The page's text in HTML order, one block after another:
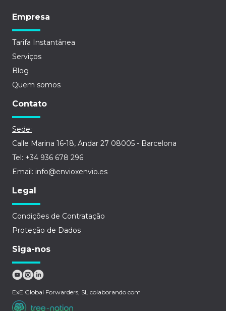
Empresa
Tarifa Instantânea
Serviços
Blog
Quem somos
Contato
Sede:
Calle Marina 16-18, Andar 27 08005 - Barcelona
Tel: +34 936 678 296
Email: info@envioxenvio.es
Legal
Condições de Contratação
Proteção de Dados
Siga-nos
ExE Global Forwarders, SL colaborando com